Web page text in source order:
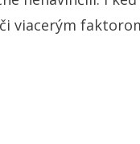
viacerým